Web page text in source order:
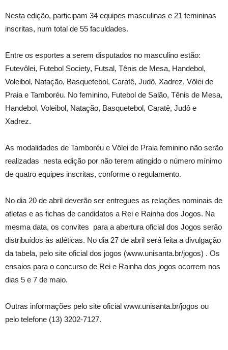
Nesta edição, participam 34 equipes masculinas e 21 femininas
inscritas, num total de 55 faculdades.
Entre os esportes a serem disputados no masculino estão:
Futevôlei, Futebol Society, Futsal, Tênis de Mesa, Handebol,
Voleibol, Natação, Basquetebol, Caratê, Judô, Xadrez, Vôlei de
Praia e Tamboréu. No feminino, Futebol de Salão, Tênis de Mesa,
Handebol, Voleibol, Natação, Basquetebol, Caratê, Judô e
Xadrez.
As modalidades de Tamboréu e Vôlei de Praia feminino não serão
realizadas nesta edição por não terem atingido o número mínimo
de quatro equipes inscritas, conforme o regulamento.
No dia 20 de abril deverão ser entregues as relações nominais de
atletas e as fichas de candidatos a Rei e Rainha dos Jogos. Na
mesma data, os convites para a abertura oficial dos Jogos serão
distribuídos às atléticas. No dia 27 de abril será feita a divulgação
da tabela, pelo site oficial dos jogos (www.unisanta.br/jogos) . Os
ensaios para o concurso de Rei e Rainha dos jogos ocorrem nos
dias 5 e 7 de maio.
Outras informações pelo site oficial www.unisanta.br/jogos ou
pelo telefone (13) 3202-7127.